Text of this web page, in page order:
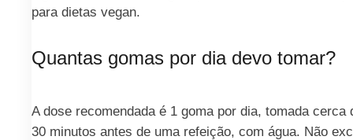
para dietas vegan.
Quantas gomas por dia devo tomar?
A dose recomendada é 1 goma por dia, tomada cerca
30 minutos antes de uma refeição, com água. Não